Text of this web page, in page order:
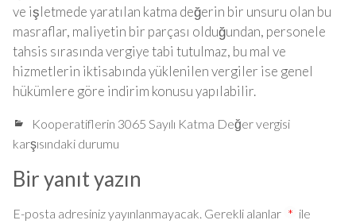
ve işletmede yaratılan katma değerin bir unsuru olan bu
masraflar, maliyetin bir parçası olduğundan, personele
tahsis sırasında vergiye tabi tutulmaz, bu mal ve
hizmetlerin iktisabında yüklenilen vergiler ise genel
hükümlere göre indirim konusu yapılabilir.
Kooperatiflerin 3065 Sayılı Katma Değer vergisi
karşısındaki durumu
Bir yanıt yazın
E-posta adresiniz yayınlanmayacak. Gerekli alanlar * ile